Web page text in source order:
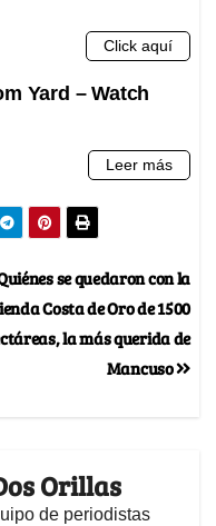
se quedaron con la
Costa de Oro de 1500
la más querida de
Mancuso
Orillas
de periodistas